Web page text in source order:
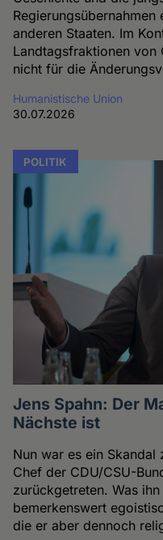
anderen Staaten. Im
Landtagsfraktionen von
nicht für die
Humanistische Union
30.07.2026
POLITIK
Jens Spahn: Der
Nächste ist
Nun war es ein Skandal
Chef der CDU/CSU-
zurückgetreten. Was
bemerkenswert
die er aber dennoch